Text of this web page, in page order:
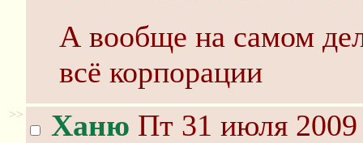
А вообще на самом
всё корпорации
>> Ханю Пт 31 июля